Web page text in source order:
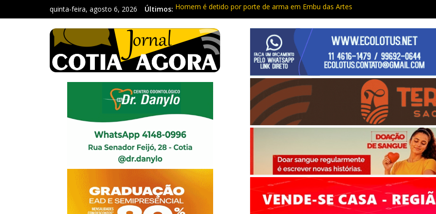
quinta-feira, agosto 6, 2026 Últimos: Homem é detido por porte de arma em Embu das Artes
Carretas da Capacitação trazem cursos gratuitos para Cotia e Vargem Grande
Traficante é preso com quase 400 porções de drogas no Jardim Rosemeire
Radares de Cotia vão passar por manutenção e vias serão interditadas
PM prende homem com grande quantidade de entorpecentes em Itapevi